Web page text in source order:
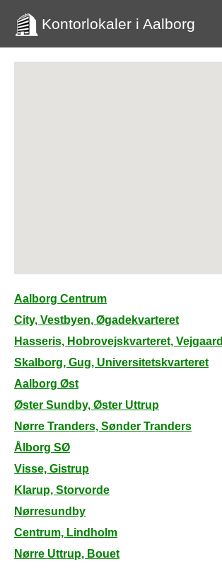
Kontorlokaler i Aalborg
Aalborg Centrum
City, Vestbyen, Øgadekvarteret
Hasseris, Hobrovejskvarteret, Vejgaard
Skalborg, Gug, Universitetskvarteret
Aalborg Øst
Øster Sundby, Øster Uttrup
Nørre Tranders, Sønder Tranders
Ålborg SØ
Visse, Gistrup
Klarup, Storvorde
Nørresundby
Centrum, Lindholm
Nørre Uttrup, Bouet